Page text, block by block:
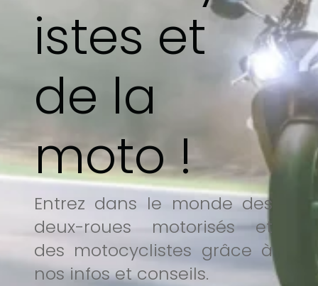
istes et
de la
moto !
Entrez dans le monde des
deux-roues motorisés et
des motocyclistes grâce à
nos infos et conseils.